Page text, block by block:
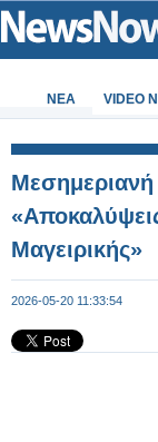
ΝΕΑ VIDEO
Μεσημεριανή
Μαγειρικής»
2026-05-20 11:33:54